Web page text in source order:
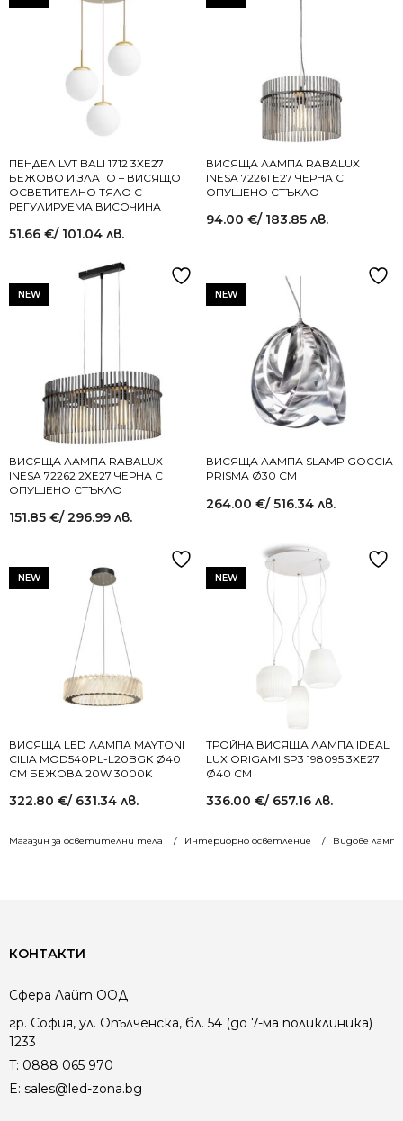
Магазин за осветителни тела Интериорно осветление Видове
ПЕНДЕЛ LVT BALI 1712 3XE27
БЕЖОВО И ЗЛАТО – ВИСЯЩО
ОСВЕТИТЕЛНО ТЯЛО С
РЕГУЛИРУЕМА ВИСОЧИНА
51.66 €/ 101.04 лв.
ВИСЯЩА ЛАМПА RABALUX
INESA 72261 E27 ЧЕРНА С
ОПУШЕНО СТЪКЛО
94.00 €/ 183.85 лв.
NEW
ВИСЯЩА ЛАМПА RABALUX
INESA 72262 2XE27 ЧЕРНА С
ОПУШЕНО СТЪКЛО
151.85 €/ 296.99 лв.
NEW
ВИСЯЩА ЛАМПА SLAMP GOCCIA
PRISMA Ø30 СМ
264.00 €/ 516.34 лв.
NEW
ВИСЯЩА LED ЛАМПА MAYTONI
CILIA MOD540PL-L20BGK Ø40
СМ БЕЖОВА 20W 3000K
322.80 €/ 631.34 лв.
NEW
ТРОЙНА ВИСЯЩА ЛАМПА IDEAL
LUX ORIGAMI SP3 198095 3XE27
Ø40 СМ
336.00 €/ 657.16 лв.
КОНТАКТИ
Сфера Лайт ООД
гр. София, ул. Опълченска, бл. 54 (до 7-ма поликлиника)
1233
T: 0888 065 970
E: sales@led-zona.bg